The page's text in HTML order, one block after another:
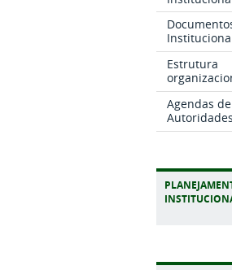
Estrutura
Agendas de
Autoridades